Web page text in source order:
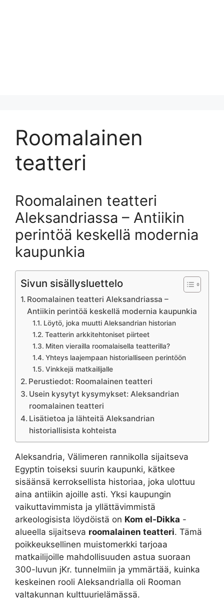
Roomalainen
teatteri
Roomalainen teatteri
Aleksandriassa – Antiikin
perintöä keskellä modernia
kaupunkia
Sivun sisällysluettelo
Roomalainen teatteri Aleksandriassa –
Antiikin perintöä keskellä modernia kaupunkia
Löytö, joka muutti Aleksandrian historian
Teatterin arkkitehtoniset piirteet
Miten vierailla roomalaisella teatterilla?
Yhteys laajempaan historialliseen perintöön
Vinkkejä matkailijalle
Perustiedot: Roomalainen teatteri
Usein kysytyt kysymykset: Aleksandrian
roomalainen teatteri
Lisätietoa ja lähteitä Aleksandrian
historiallisista kohteista
Aleksandria, Välimeren rannikolla sijaitseva
Egyptin toiseksi suurin kaupunki, kätkee
sisäänsä kerroksellista historiaa, joka ulottuu
aina antiikin ajoille asti. Yksi kaupungin
vaikuttavimmista ja yllättävimmistä
arkeologisista löydöistä on Kom el-Dikka -
alueella sijaitseva roomalainen teatteri. Tämä
poikkeuksellinen muistomerkki tarjoaa
matkailijoille mahdollisuuden astua suoraan
300-luvun jKr. tunnelmiin ja ymmärtää, kuinka
keskeinen rooli Aleksandrialla oli Rooman
valtakunnan kulttuurielämässä.